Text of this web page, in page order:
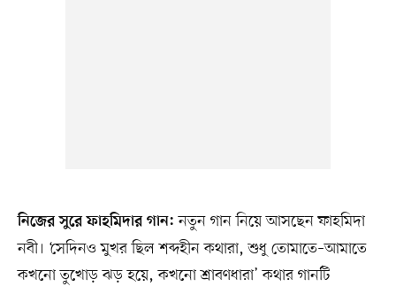
নিজের সুরে ফাহমিদার গান: নতুন গান নিয়ে আসছেন ফাহমিদা
নবী। ‘সেদিনও মুখর ছিল শব্দহীন কথারা, শুধু তোমাতে–আমাতে
কখনো তুখোড় ঝড় হয়ে, কখনো শ্রাবণধারা’ কথার গানটি